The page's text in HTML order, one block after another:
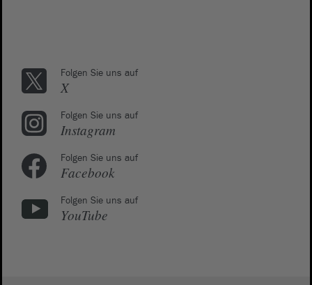
Folgen Sie uns auf
X
Folgen Sie uns auf
Instagram
Folgen Sie uns auf
Facebook
Folgen Sie uns auf
YouTube